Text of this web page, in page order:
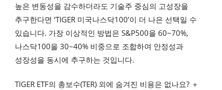
높은 변동성을 감수하더라도 기술주 중심의 고성장을
추구한다면 ‘TIGER 미국나스닥100’이 더 나은 선택일 수
있습니다. 가장 이상적인 방법은 S&P500을 60~70%,
나스닥100을 30~40% 비중으로 조합하여 안정성과
성장성을 동시에 추구하는 것입니다.
TIGER ETF의 총보수(TER) 외에 숨겨진 비용은 없나요? ＋